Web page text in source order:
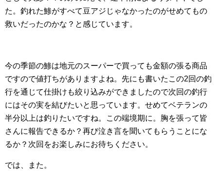
た。釣れた鯵がすべて豆アジじゃなかったのがせめてもの
救いだったのかな？と感じています。
今の季節の鯵は地元のスーパーで買っても金額の張る商品
ですので値打ちがありますよね。先にも書いたこの2回の釣
行を通じて仕掛けも絞り込みができましたので次回の釣行
にはその実を結びたいと思っています。せめてベテランの
半分以上は釣りたいですね。この端境期に。胸を張って皆
さんに報告できるか？再び泣き言を聞いてもらうことにな
るか？次回をお楽しみにお待ちください。
では、また。